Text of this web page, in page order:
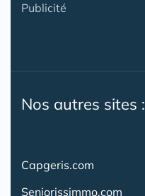
Publicité
Nos autres sites :
Capgeris.com
Seniorissimmo.com